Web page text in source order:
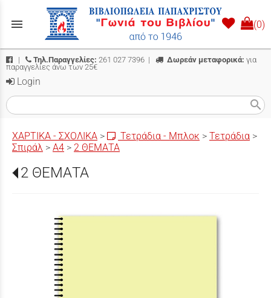
menu (0)
| Τηλ.Παραγγελίες: 261 027 7396 | Δωρεάν μεταφορικά: για
παραγγελίες άνω των 25€
Login
search
ΧΑΡΤΙΚΑ - ΣΧΟΛΙΚΑ > Τετράδια - Μπλοκ > Τετράδια >
Σπιράλ > Α4 > 2 ΘΕΜΑΤΑ
2 ΘΕΜΑΤΑ